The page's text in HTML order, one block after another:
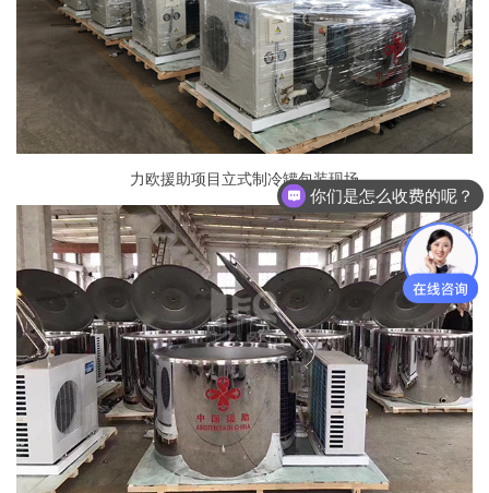
力欧援助项目立式制冷罐包装现场
你们是怎么收费的呢？